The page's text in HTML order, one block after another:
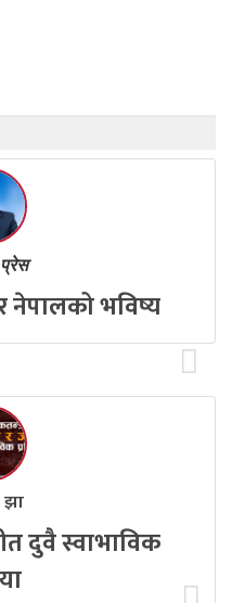
नेपालको भविष्य
झा
दुवै स्वाभाविक